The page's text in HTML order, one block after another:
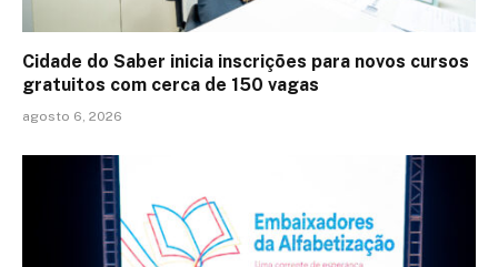
Cidade do Saber inicia inscrições para novos cursos
gratuitos com cerca de 150 vagas
agosto 6, 2026